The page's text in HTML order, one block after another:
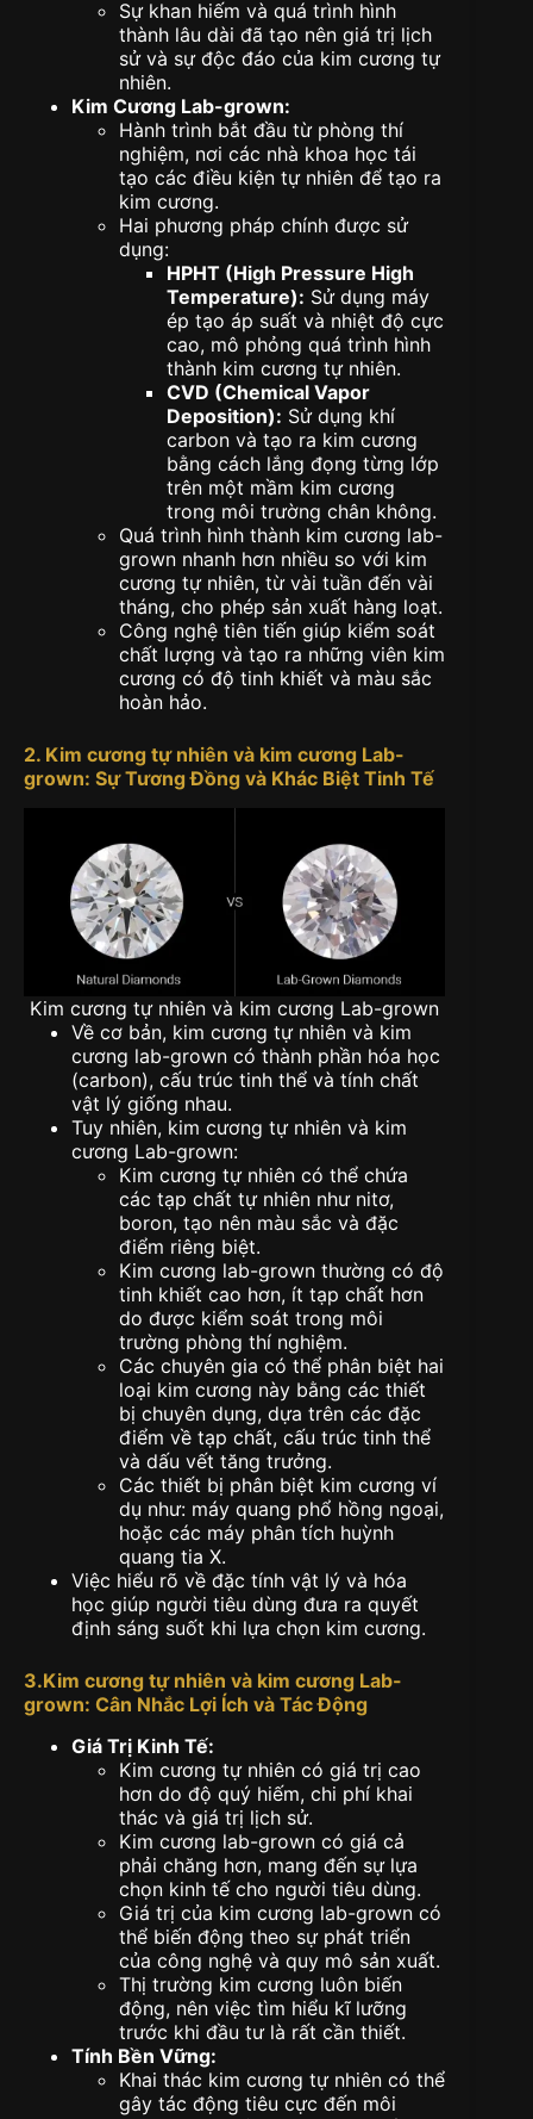
Sự khan hiếm và quá trình hình
thành lâu dài đã tạo nên giá trị lịch
sử và sự độc đáo của kim cương tự
nhiên.
Kim Cương Lab-grown:
Hành trình bắt đầu từ phòng thí
nghiệm, nơi các nhà khoa học tái
tạo các điều kiện tự nhiên để tạo ra
kim cương.
Hai phương pháp chính được sử
dụng:
HPHT (High Pressure High
Temperature): Sử dụng máy
ép tạo áp suất và nhiệt độ cực
cao, mô phỏng quá trình hình
thành kim cương tự nhiên.
CVD (Chemical Vapor
Deposition): Sử dụng khí
carbon và tạo ra kim cương
bằng cách lắng đọng từng lớp
trên một mầm kim cương
trong môi trường chân không.
Quá trình hình thành kim cương lab-
grown nhanh hơn nhiều so với kim
cương tự nhiên, từ vài tuần đến vài
tháng, cho phép sản xuất hàng loạt.
Công nghệ tiên tiến giúp kiểm soát
chất lượng và tạo ra những viên kim
cương có độ tinh khiết và màu sắc
hoàn hảo.
2. Kim cương tự nhiên và kim cương Lab-
grown: Sự Tương Đồng và Khác Biệt Tinh Tế
Kim cương tự nhiên và kim cương Lab-grown
Về cơ bản, kim cương tự nhiên và kim
cương lab-grown có thành phần hóa học
(carbon), cấu trúc tinh thể và tính chất
vật lý giống nhau.
Tuy nhiên, kim cương tự nhiên và kim
cương Lab-grown:
Kim cương tự nhiên có thể chứa
các tạp chất tự nhiên như nitơ,
boron, tạo nên màu sắc và đặc
điểm riêng biệt.
Kim cương lab-grown thường có độ
tinh khiết cao hơn, ít tạp chất hơn
do được kiểm soát trong môi
trường phòng thí nghiệm.
Các chuyên gia có thể phân biệt hai
loại kim cương này bằng các thiết
bị chuyên dụng, dựa trên các đặc
điểm về tạp chất, cấu trúc tinh thể
và dấu vết tăng trưởng.
Các thiết bị phân biệt kim cương ví
dụ như: máy quang phổ hồng ngoại,
hoặc các máy phân tích huỳnh
quang tia X.
Việc hiểu rõ về đặc tính vật lý và hóa
học giúp người tiêu dùng đưa ra quyết
định sáng suốt khi lựa chọn kim cương.
3.Kim cương tự nhiên và kim cương Lab-
grown: Cân Nhắc Lợi Ích và Tác Động
Giá Trị Kinh Tế:
Kim cương tự nhiên có giá trị cao
hơn do độ quý hiếm, chi phí khai
thác và giá trị lịch sử.
Kim cương lab-grown có giá cả
phải chăng hơn, mang đến sự lựa
chọn kinh tế cho người tiêu dùng.
Giá trị của kim cương lab-grown có
thể biến động theo sự phát triển
của công nghệ và quy mô sản xuất.
Thị trường kim cương luôn biến
động, nên việc tìm hiểu kĩ lưỡng
trước khi đầu tư là rất cần thiết.
Tính Bền Vững:
Khai thác kim cương tự nhiên có thể
gây tác động tiêu cực đến môi